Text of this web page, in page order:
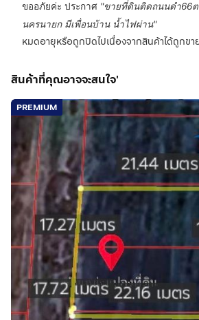
ขออภัยค่ะ ประกาศ "ขายที่ดินติดถนนดำ66ต
นครนายก มีเพื่อนบ้าน น้ำไฟผ่าน"
หมดอายุหรือถูกปิดไปเนื่องจากสินค้าได้ถูกขา
สินค้าที่คุณอาจจะสนใจ'
PREMIUM